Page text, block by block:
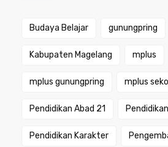
Budaya Belajar gunungpring
Kabupaten Magelang mplus
mplus gunungpring mplus
Pendidikan Abad 21
Pendidikan Karakter